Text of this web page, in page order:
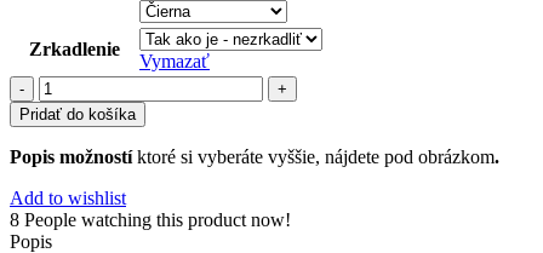
Zrkadlenie
Vymazať
množstvo
psi
(10)
Pridať do košíka
Popis možnostíktoré si vyberáte vyššie, nájdete pod obrázkom.
Add to wishlist
8 People watching this product now!
Popis